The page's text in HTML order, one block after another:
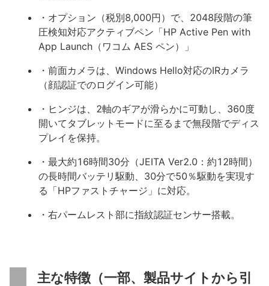
・オプション（税別8,000円）で、2048段階の筆
圧検知対応アクティブペン「HP Active Pen with
App Launch（ワコム AES ペン）」
・前面カメラは、Windows Hello対応のIRカメラ
（顔認証でのログイン可能）
・ヒンジは、2軸のギアが滑らかに可動し、360度
開いてタブレットモードに至るまで無段階でディス
プレイを保持。
・最大約16時間30分（JEITA Ver2.0：約12時間）
の長時間バッテリ駆動、30分で50％駆動を実現す
る「HPファストチャージ」に対応。
・右パームレスト部に指紋認証センサー搭載。
主な特徴（一部、製品サイトから引